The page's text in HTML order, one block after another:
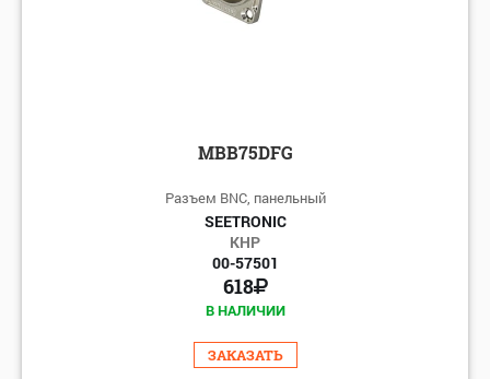
MBB75DFG
Разъем BNC, панельный
SEETRONIC
КНР
00-57501
618
В НАЛИЧИИ
ЗАКАЗАТЬ